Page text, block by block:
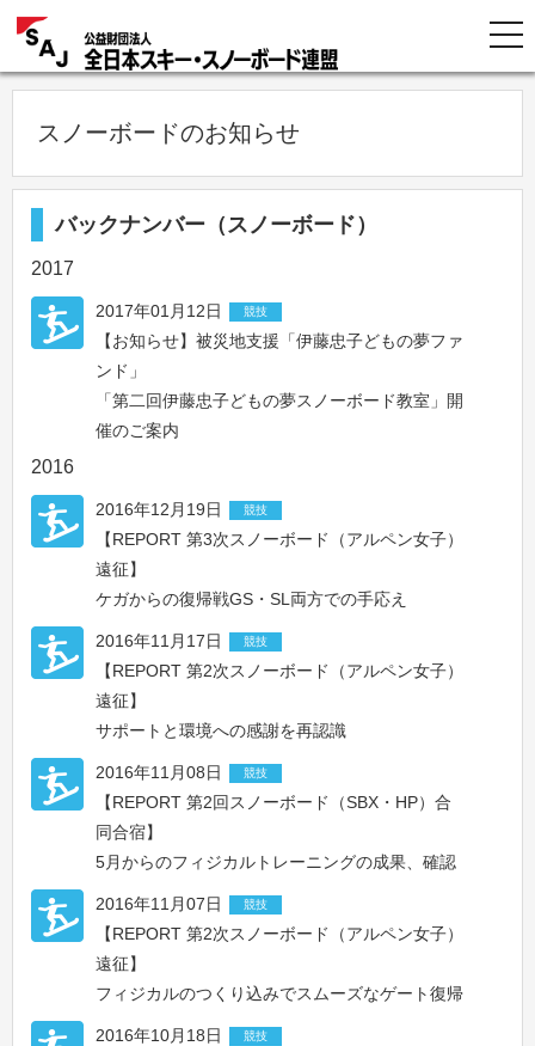
スノーボードのお知らせ
バックナンバー（スノーボード）
2017
2017年01月12日 競技
【お知らせ】被災地支援「伊藤忠子どもの夢ファ
ンド」
「第二回伊藤忠子どもの夢スノーボード教室」開
催のご案内
2016
2016年12月19日 競技
【REPORT 第3次スノーボード（アルペン女子）
遠征】
ケガからの復帰戦GS・SL両方での手応え
2016年11月17日 競技
【REPORT 第2次スノーボード（アルペン女子）
遠征】
サポートと環境への感謝を再認識
2016年11月08日 競技
【REPORT 第2回スノーボード（SBX・HP）合
同合宿】
5月からのフィジカルトレーニングの成果、確認
2016年11月07日 競技
【REPORT 第2次スノーボード（アルペン女子）
遠征】
フィジカルのつくり込みでスムーズなゲート復帰
2016年10月18日 競技